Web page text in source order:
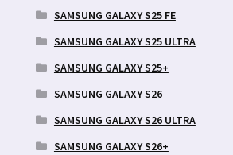
SAMSUNG GALAXY S25 FE
SAMSUNG GALAXY S25 ULTRA
SAMSUNG GALAXY S25+
SAMSUNG GALAXY S26
SAMSUNG GALAXY S26 ULTRA
SAMSUNG GALAXY S26+